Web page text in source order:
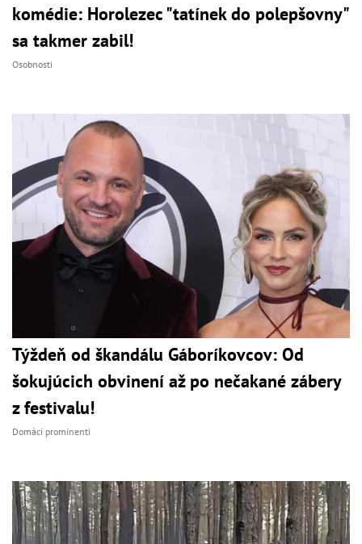
komédie: Horolezec "tatínek do polepšovny"
sa takmer zabil!
Osobnosti
Týždeň od škandálu Gáboríkovcov: Od
šokujúcich obvinení až po nečakané zábery
z festivalu!
Domáci prominenti